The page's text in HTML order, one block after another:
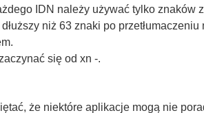
IDN należy używać tylko znaków
niż 63 znaki po
się od xn -.
że niektóre aplikacje mogą nie